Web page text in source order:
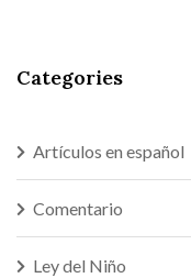
Categories
Artículos en español
Comentario
Ley del Niño